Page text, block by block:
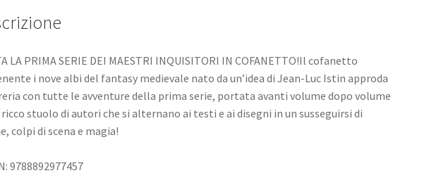
LA PRIMA SERIE DEI MAESTRI INQUISITORI IN COFANETTO!Il cofanetto
i nove albi del fantasy medievale nato da un’idea di Jean-Luc Istin approda
con tutte le avventure della prima serie, portata avanti volume dopo volume
ricco stuolo di autori che si alternano ai testi e ai disegni in un susseguirsi di
colpi di scena e magia!
9788892977457